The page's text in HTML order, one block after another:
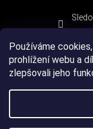
Používáme
prohlížení webu a
zlepšovali jeho